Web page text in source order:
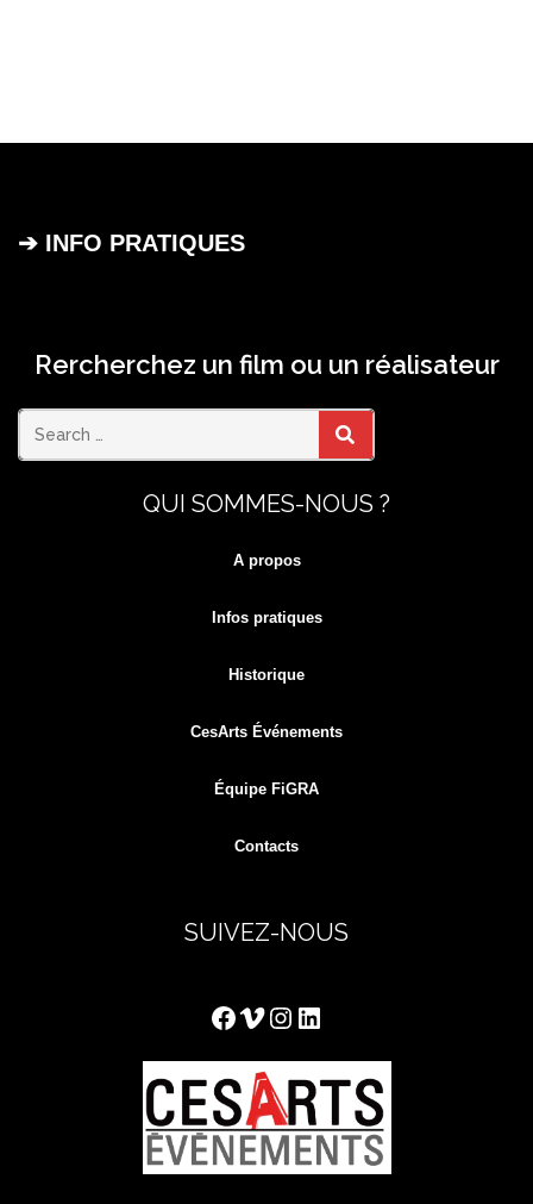
➔ INFO PRATIQUES
Rercherchez un film ou un réalisateur
Search SEARCH
QUI SOMMES-NOUS ?
A propos
Infos pratiques
Historique
CesArts Événements
Équipe FiGRA
Contacts
SUIVEZ-NOUS
Facebook
Vimeo
Instagram
LinkedIn